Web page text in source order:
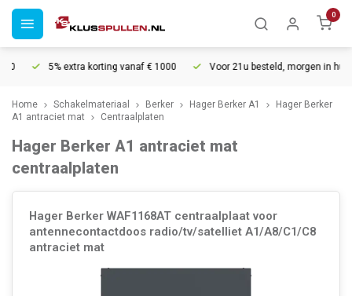
0
5% extra korting vanaf € 1000 Voor 21u besteld, morgen in huis*
Home Schakelmateriaal Berker Hager Berker A1
Hager Berker
A1 antraciet mat
Centraalplaten
Hager Berker A1 antraciet mat
centraalplaten
Hager Berker WAF1168AT centraalplaat voor
antennecontactdoos radio/tv/satelliet A1/A8/C1/C8
antraciet mat